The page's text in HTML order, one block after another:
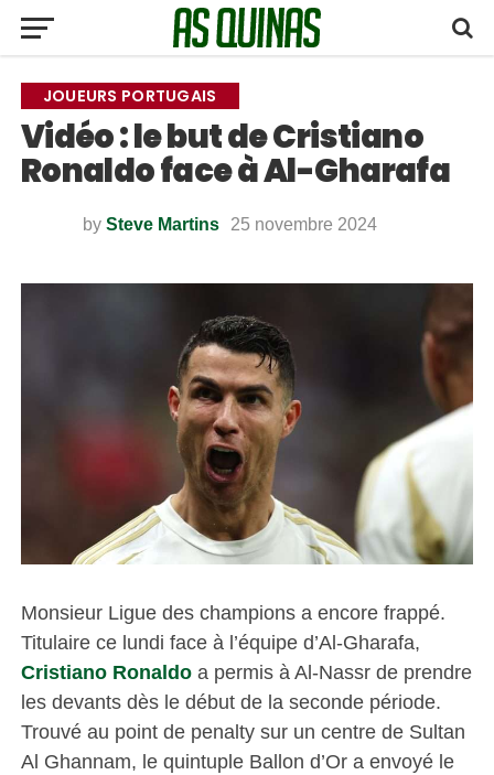
JOUEURS PORTUGAIS
Vidéo : le but de Cristiano
Ronaldo face à Al-Gharafa
by Steve Martins 25 novembre 2024
Monsieur Ligue des champions a encore frappé.
Titulaire ce lundi face à l’équipe d’Al-Gharafa,
Cristiano Ronaldoa permis à Al-Nassr de prendre
les devants dès le début de la seconde période.
Trouvé au point de penalty sur un centre de Sultan
Al Ghannam, le quintuple Ballon d’Or a envoyé le